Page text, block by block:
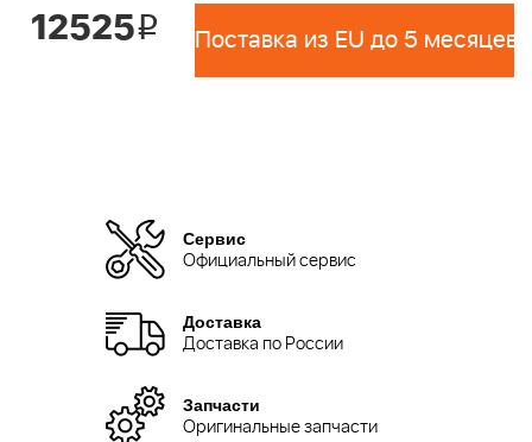
12525i Поставка из EU до 5 месяцев
Сервис
Официальный сервис
Доставка
Доставка по России
Запчасти
Оригинальные запчасти